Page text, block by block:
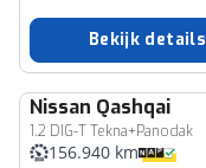
Bekijk details
Nissan Qashqai
1.2 DIG-T Tekna+Panodak
156.940 km